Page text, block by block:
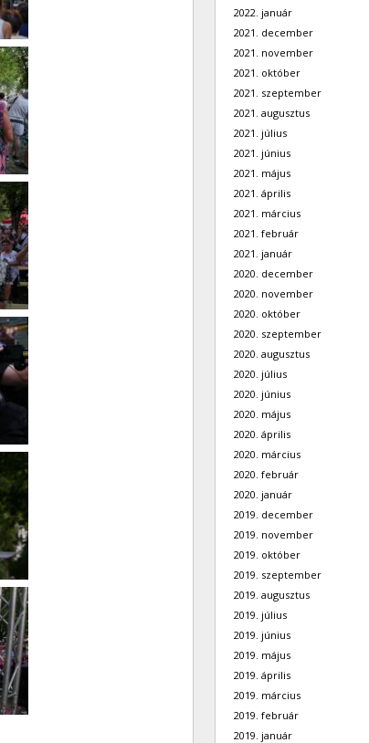
2022. január
2021. december
2021. november
2021. október
2021. szeptember
2021. augusztus
2021. július
2021. június
2021. május
2021. április
2021. március
2021. február
2021. január
2020. december
2020. november
2020. október
2020. szeptember
2020. augusztus
2020. július
2020. június
2020. május
2020. április
2020. március
2020. február
2020. január
2019. december
2019. november
2019. október
2019. szeptember
2019. augusztus
2019. július
2019. június
2019. május
2019. április
2019. március
2019. február
2019. január